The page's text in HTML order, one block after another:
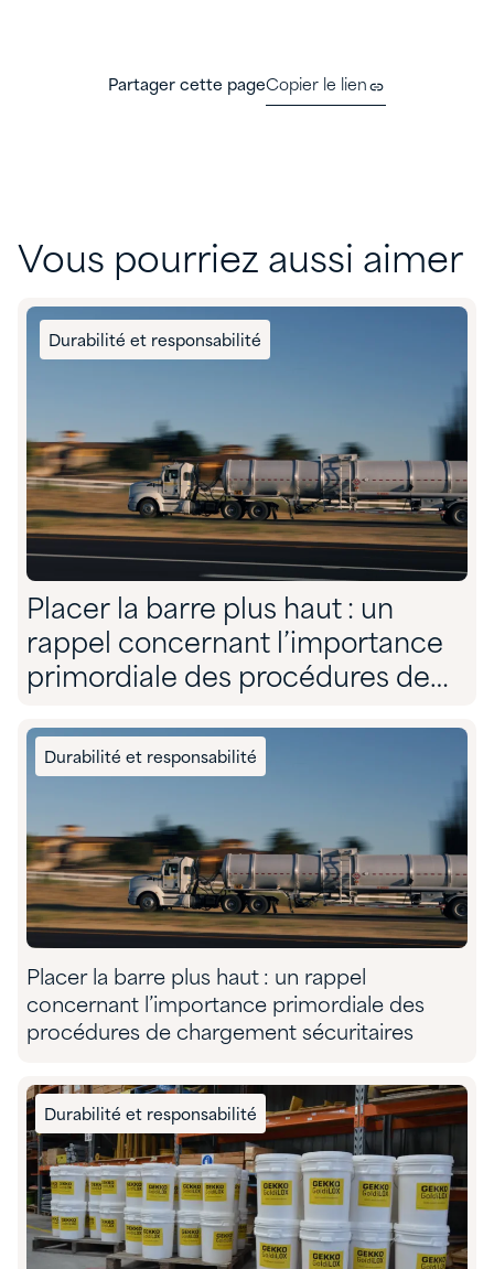
Partager cette pageCopier le lien
Vous pourriez aussi aimer
Durabilité et responsabilité
Placer la barre plus haut : un
rappel concernant l’importance
primordiale des procédures de
Durabilité et responsabilité
Placer la barre plus haut : un rappel
concernant l’importance primordiale des
procédures de chargement sécuritaires
Durabilité et responsabilité